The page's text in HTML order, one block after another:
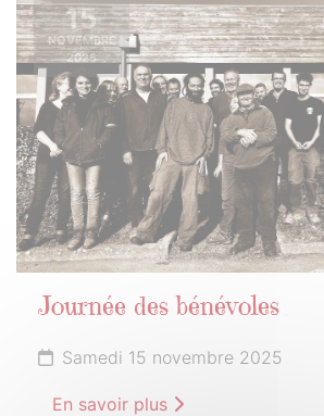
15
NOVEMBRE
2025
Journée des bénévoles
Samedi 15 novembre 2025
En savoir plus